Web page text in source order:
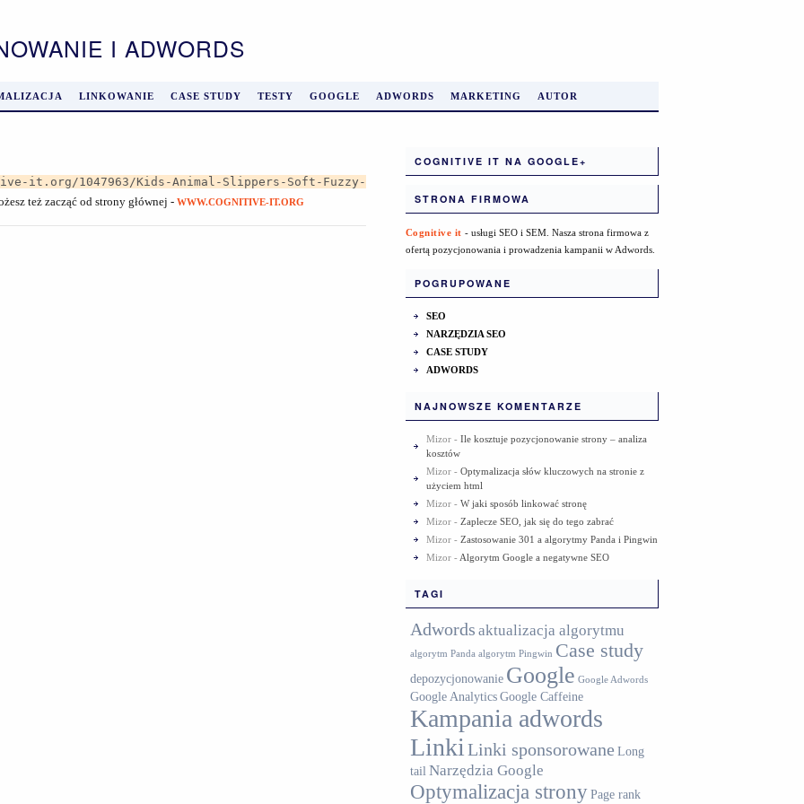
I ADWORDS
LINKOWANIE CASE STUDY TESTY GOOGLE ADWORDS MARKETING AUTOR
it.org/1047963/Kids-Animal-Slippers-Soft-Fuzzy-
też zacząć od strony głównej - WWW.COGNITIVE-IT.ORG
COGNITIVE IT NA GOOGLE+
STRONA FIRMOWA
Cognitive it - usługi SEO i SEM. Nasza strona firmowa z
ofertą pozycjonowania i prowadzenia kampanii w Adwords.
POGRUPOWANE
SEO
NARZĘDZIA SEO
CASE STUDY
ADWORDS
NAJNOWSZE KOMENTARZE
Mizor- Ile kosztuje pozycjonowanie strony – analiza
kosztów
Mizor- Optymalizacja słów kluczowych na stronie z
użyciem html
Mizor- W jaki sposób linkować stronę
Mizor- Zaplecze SEO, jak się do tego zabrać
Mizor- Zastosowanie 301 a algorytmy Panda i Pingwin
Mizor- Algorytm Google a negatywne SEO
TAGI
Adwords aktualizacja algorytmu
algorytm Panda algorytm Pingwin Case study
depozycjonowanie Google Google Adwords
Google AnalyticsGoogle Caffeine
Kampania adwords
Linki Linki sponsorowane Long
tail Narzędzia Google
Optymalizacja stronyPage rank